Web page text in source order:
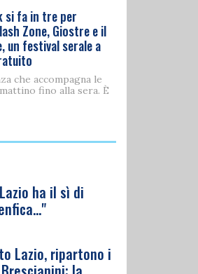
si fa in tre per
Zone, Giostre e il
un festival serale a
che accompagna le
fino alla sera. È
ha il sì di
Lazio, ripartono i